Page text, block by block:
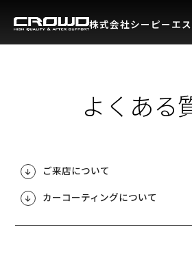
株式会社シーピーエス
よくある
ご来店について
カーコーティングについて